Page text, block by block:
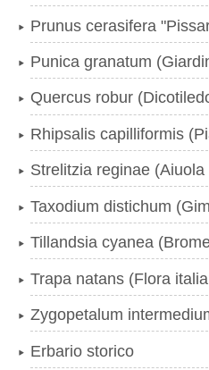
Prunus cerasifera
Punica granatum
Quercus robur
Rhipsalis capilliformis
Strelitzia reginae (Aiuola
Taxodium distichum
Tillandsia cyanea
Trapa natans (Flora
Zygopetalum
Erbario storico